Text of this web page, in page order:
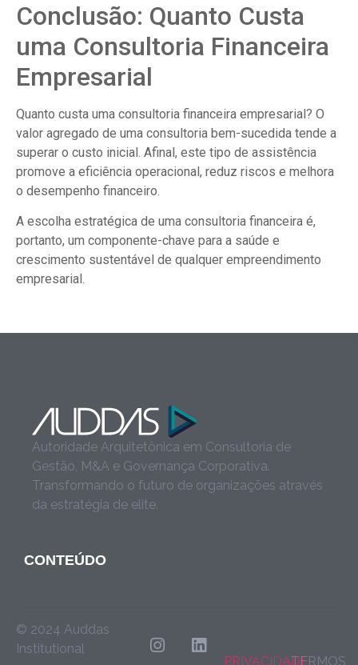
Conclusão: Quanto Custa
uma Consultoria Financeira
Empresarial
Quanto custa uma consultoria financeira empresarial? O
valor agregado de uma consultoria bem-sucedida tende a
superar o custo inicial. Afinal, este tipo de assistência
promove a eficiência operacional, reduz riscos e melhora
o desempenho financeiro.
A escolha estratégica de uma consultoria financeira é,
portanto, um componente-chave para a saúde e
crescimento sustentável de qualquer empreendimento
empresarial.
Autoridade Arquitetônica em Consultoria de
Gestão, M&A e Governança Corporativa.
Transformando o futuro de organizações através
da estratégia de elite.
CONTEÚDO
© 2024 Auddas
Institutional
PRIVACIDADETERMOS